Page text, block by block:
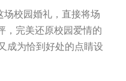
校园婚礼，直接将场
，完美还原校园爱情的
成为恰到好处的点睛设